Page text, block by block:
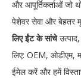
और आपूर्तिकर्ताओं
पेशेवर सेवा और बेहतर
लिए ईंट के सांचे
लिए: OEM, ओडीएम,
ईमेल करें और हमें